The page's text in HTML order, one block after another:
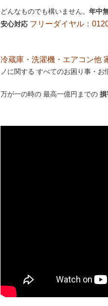
どんなものでも構いません。 年中
安心対応 フリーダイヤル：
冷蔵庫・洗濯機・エアコン他
ノに関する すべてのお困り事・
万が一の時の 最高一億円までの 損